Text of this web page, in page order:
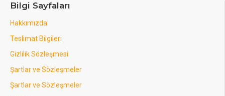
Bilgi Sayfaları
Hakkımızda
Teslimat Bilgileri
Gizlilik Sözleşmesi
Şartlar ve Sözleşmeler
Şartlar ve Sözleşmeler